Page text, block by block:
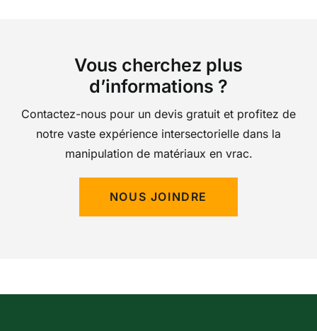
Vous cherchez plus
d’informations ?
Contactez-nous pour un devis gratuit et profitez de
notre vaste expérience intersectorielle dans la
manipulation de matériaux en vrac.
NOUS JOINDRE